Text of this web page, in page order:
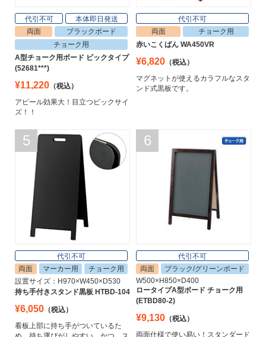
代引不可
本体即日発送
両面
ブラックボード
チョーク用
A型チョーク用ボード ビックタイプ
(52681***)
¥11,220 （税込）
アピール効果大！目立つビックサイ
ズ！！
代引不可
両面
チョーク用
赤いこくばん WA450VR
¥6,820 （税込）
マグネットが使えるカラフルなスタ
ンド式黒板です。
5
代引不可
両面
マーカー用
チョーク用
設置サイズ：H970×W450×D530
持ち手付きスタンド黒板 HTBD-104
¥6,050 （税込）
看板上部に持ち手がついているた
6
代引不可
両面
ブラック/グリーンボード
W500×H850×D400
ロータイプA型ボード チョーク用
(ETBD80-2)
¥9,130 （税込）
両面仕様で使い易い！スタンダード